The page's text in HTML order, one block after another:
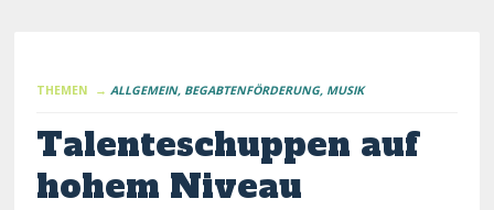
THEMEN → ALLGEMEIN BEGABTENFÖRDERUNG MUSIK
Talenteschuppen auf
hohem Niveau